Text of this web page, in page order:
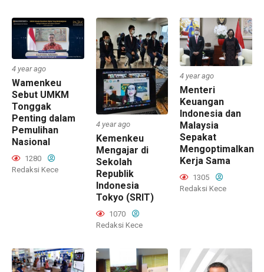
4 year ago
Wamenkeu
Sebut UMKM
Tonggak
Penting dalam
Pemulihan
Nasional
1280
Redaksi Kece
4 year ago
Kemenkeu
Mengajar di
Sekolah
Republik
Indonesia
Tokyo (SRIT)
1070
Redaksi Kece
4 year ago
Menteri
Keuangan
Indonesia dan
Malaysia
Sepakat
Mengoptimalkan
Kerja Sama
1305
Redaksi Kece